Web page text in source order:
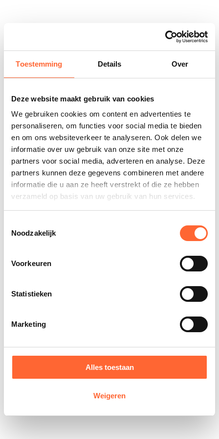
Toestemming Details Over
Deze website maakt gebruik van cookies
We gebruiken cookies om content en advertenties te
personaliseren, om functies voor social media te bieden
en om ons websiteverkeer te analyseren. Ook delen we
informatie over uw gebruik van onze site met onze
partners voor social media, adverteren en analyse. Deze
partners kunnen deze gegevens combineren met andere
informatie die u aan ze heeft verstrekt of die ze hebben
verzameld op basis van uw gebruik van hun services.
Noodzakelijk
Voorkeuren
Statistieken
Marketing
Alles toestaan
Weigeren